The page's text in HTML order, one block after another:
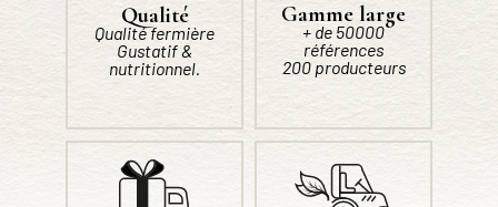
Qualité
Qualité fermière
Gustatif &
nutritionnel.
Gamme large
+ de 50000
références
200 producteurs